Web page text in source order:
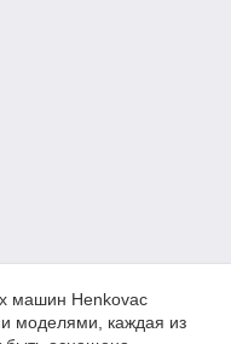
машин Henkovac
моделями, каждая из